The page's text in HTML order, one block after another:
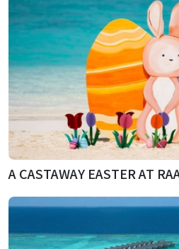
A CASTAWAY EASTER AT